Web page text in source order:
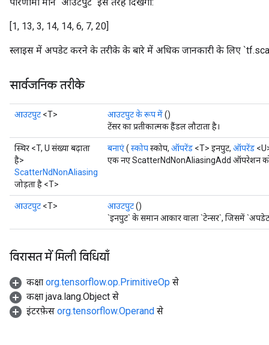
[1, 13, 3, 14, 14, 6, 7, 20]
स्लाइस में अपडेट करने के तरीके के बारे में अधिक जानकारी के लिए
सार्वजनिक तरीके
आउटपुट <T> आउटपुट के रूप में()
टेंसर का प्रतीकात्मक हैंडल लौटाता है।
स्थिर <T, U संख्या बढ़ाता
है>
ScatterNdNonAliasing
जोड़ता है <T>
बनाएं( स्कोपस्कोप, ऑपरेंड <T> इनपुट, ऑपरेंड
एक नए ScatterNdNonAliasingAdd ऑपरेशन को
आउटपुट <T> आउटपुट()
`इनपुट` के समान आकार वाला `टेन्सर`, जिसमें
विरासत में मिली विधियाँ
कक्षा org.tensorflow.op.PrimitiveOp से
कक्षा java.lang.Object से
इंटरफ़ेस org.tensorflow.Operand से